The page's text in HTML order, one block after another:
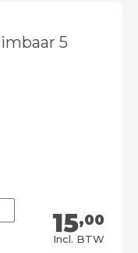
5
15,00
Incl. BTW